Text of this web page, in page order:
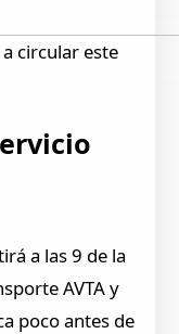
circular este
a las 9 de la
AVTA y
poco antes de